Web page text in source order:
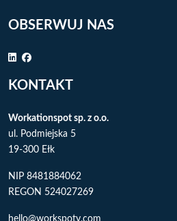
OBSERWUJ NAS
KONTAKT
Workationspot sp. z o.o.
ul. Podmiejska 5
19-300 Ełk
NIP 8481884062
REGON 524027269
hello@workspoty.com